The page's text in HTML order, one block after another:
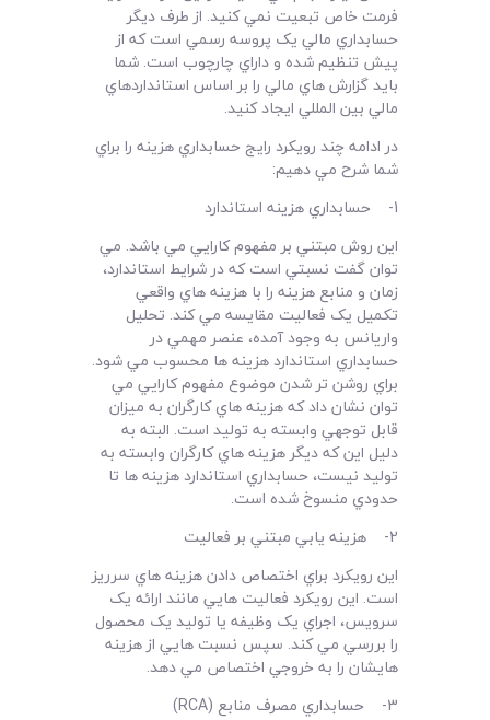
فرمت خاص تبعيت نمي کنيد. از طرف ديگر
حسابداري مالي يک پروسه رسمي است که از
پيش تنظيم شده و داراي چارچوب است. شما
بايد گزارش هاي مالي را بر اساس استانداردهاي
مالي بين المللي ايجاد کنيد.
در ادامه چند رويکرد رايج حسابداري هزينه را براي
شما شرح مي دهيم:
1- حسابداري هزينه استاندارد
اين روش مبتني بر مفهوم کارايي مي باشد. مي
توان گفت نسبتي است که در شرايط استاندارد،
زمان و منابع هزينه را با هزينه هاي واقعي
تکميل يک فعاليت مقايسه مي کند. تحليل
واريانس به وجود آمده، عنصر مهمي در
حسابداري استاندارد هزينه ها محسوب مي شود.
براي روشن تر شدن موضوع مفهوم کارايي مي
توان نشان داد که هزينه هاي کارگران به ميزان
قابل توجهي وابسته به توليد است. البته به
دليل اين که ديگر هزينه هاي کارگران وابسته به
توليد نيست، حسابداري استاندارد هزينه ها تا
حدودي منسوخ شده است.
2- هزينه يابي مبتني بر فعاليت
اين رويکرد براي اختصاص دادن هزينه هاي سرريز
است. اين رويکرد فعاليت هايي مانند ارائه يک
سرويس، اجراي يک وظيفه يا توليد يک محصول
را بررسي مي کند. سپس نسبت هايي از هزينه
هايشان را به خروجي اختصاص مي دهد.
3- حسابداري مصرف منابع (RCA)